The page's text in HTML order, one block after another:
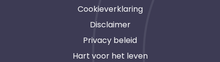
Cookieverklaring
Disclaimer
Privacy beleid
Hart voor het leven